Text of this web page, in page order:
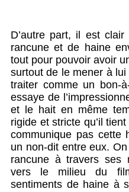
D’autre part, il est
rancune et de haine
tout pour pouvoir avoir
surtout de le mener à
traiter comme un bon-
essaye de
et le hait en même
rigide et stricte qu’il
communique pas cette
un non-dit entre eux.
rancune à travers ses
vers le milieu du
sentiments de haine à